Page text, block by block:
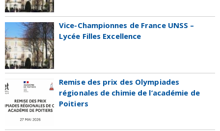
Vice-Championnes de France UNSS –
Lycée Filles Excellence
Remise des prix des Olympiades
régionales de chimie de l’académie de
Poitiers